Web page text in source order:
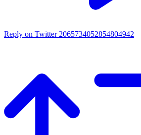
Reply on Twitter 2065734052854804942